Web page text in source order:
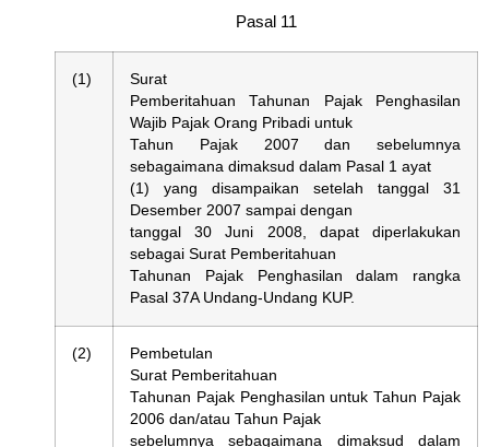
Pasal 11
(1)
Surat
Pemberitahuan Tahunan Pajak Penghasilan
Wajib Pajak Orang Pribadi untuk
Tahun Pajak 2007 dan sebelumnya
sebagaimana dimaksud dalam Pasal 1 ayat
(1) yang disampaikan setelah tanggal 31
Desember 2007 sampai dengan
tanggal 30 Juni 2008, dapat diperlakukan
sebagai Surat Pemberitahuan
Tahunan Pajak Penghasilan dalam rangka
Pasal 37A Undang-Undang KUP.
(2)
Pembetulan
Surat Pemberitahuan
Tahunan Pajak Penghasilan untuk Tahun Pajak
2006 dan/atau Tahun Pajak
sebelumnya sebagaimana dimaksud dalam